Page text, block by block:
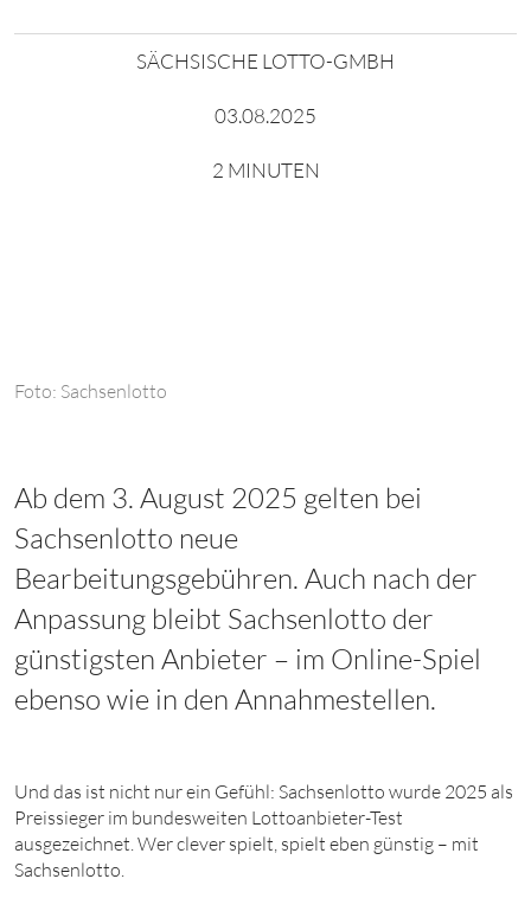
SÄCHSISCHE LOTTO-GMBH
03.08.2025
2 MINUTEN
Foto: Sachsenlotto
Ab dem 3. August 2025 gelten bei
Sachsenlotto neue
Bearbeitungsgebühren. Auch nach der
Anpassung bleibt Sachsenlotto der
günstigsten Anbieter – im Online-Spiel
ebenso wie in den Annahmestellen.
Und das ist nicht nur ein Gefühl: Sachsenlotto wurde 2025 als
Preissieger im bundesweiten Lottoanbieter-Test
ausgezeichnet. Wer clever spielt, spielt eben günstig – mit
Sachsenlotto.